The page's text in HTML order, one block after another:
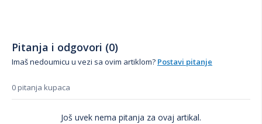
Pitanja i odgovori (0)
Imaš nedoumicu u vezi sa ovim artiklom? Postavi pitanje
0 pitanja kupaca
Još uvek nema pitanja za ovaj artikal.